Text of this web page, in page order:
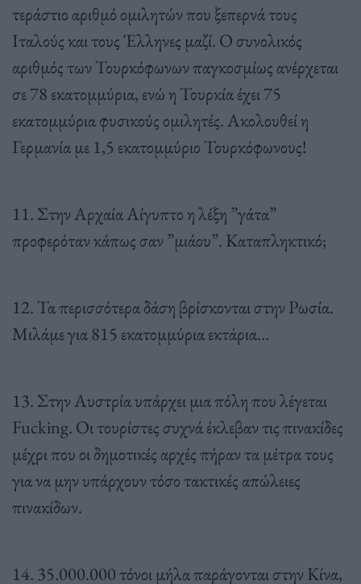
τεράστιο αριθμό ομιλητών που ξεπερνά τους
Ιταλούς και τους Έλληνες μαζί. Ο συνολικός
αριθμός των Τουρκόφωνων παγκοσμίως ανέρχεται
σε 78 εκατομμύρια, ενώ η Τουρκία έχει 75
εκατομμύρια φυσικούς ομιλητές. Ακολουθεί η
Γερμανία με 1,5 εκατομμύριο Τουρκόφωνους!
11. Στην Αρχαία Αίγυπτο η λέξη ”γάτα”
προφερόταν κάπως σαν ”μιάου”. Καταπληκτικό;
12. Τα περισσότερα δάση βρίσκονται στην Ρωσία.
Μιλάμε για 815 εκατομμύρια εκτάρια…
13. Στην Αυστρία υπάρχει μια πόλη που λέγεται
Fucking. Οι τουρίστες συχνά έκλεβαν τις πινακίδες
μέχρι που οι δημοτικές αρχές πήραν τα μέτρα τους
για να μην υπάρχουν τόσο τακτικές απώλειες
πινακίδων.
14. 35.000.000 τόνοι μήλα παράγονται στην Κίνα,